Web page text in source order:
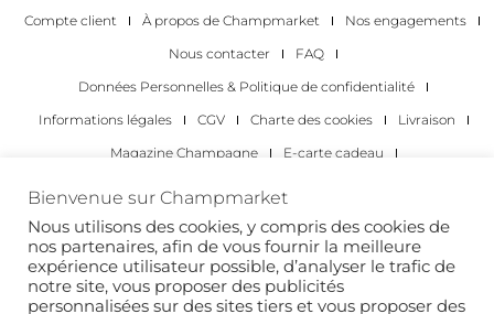
Compte client À propos de Champmarket
Nos engagements
Nous contacter
FAQ
Données Personnelles & Politique de confidentialité
Informations légales
CGV Charte des cookies
Livraison
Magazine Champagne
E-carte cadeau
Les occasions pour déguster du champagne
Pour les particuliers
Pour les entreprises
Copyright 2022 © tous droits réservés. Champmarket.
Bienvenue sur Champmarket
Nous utilisons des cookies, y compris des cookies de
nos partenaires, afin de vous fournir la meilleure
expérience utilisateur possible, d’analyser le trafic de
notre site, vous proposer des publicités
personnalisées sur des sites tiers et vous proposer des